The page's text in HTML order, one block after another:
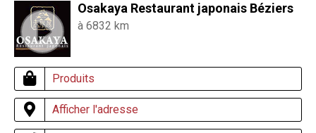
Osakaya Restaurant japonais Béziers
à 6832 km
Produits
Afficher l'adresse